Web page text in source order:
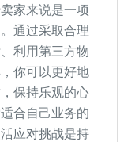
家来说是一项
通过采取合理
利用第三方物
你可以更好地
保持乐观的心
合自己业务的
应对挑战是持